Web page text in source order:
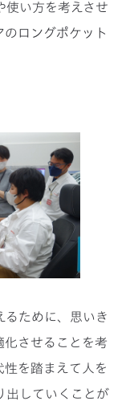
使い方を考えさせ
ロングポケット
ために、思いき
化させることを考
性を踏まえて人を
出していくことが